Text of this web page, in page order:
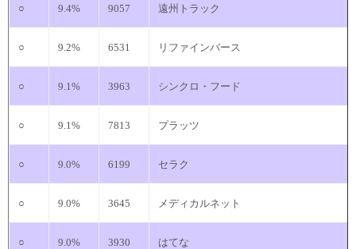
○ 9.4% 9057 遠州トラック
○ 9.2% 6531 リファインバース
○ 9.1% 3963 シンクロ・フード
○ 9.1% 7813 プラッツ
○ 9.0% 6199 セラク
○ 9.0% 3645 メディカルネット
○ 9.0% 3930 はてな